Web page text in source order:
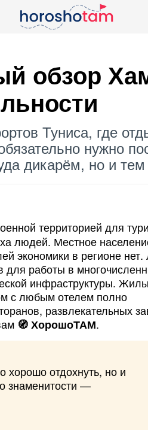
обзор
Туниса, где
нужно
дикарём, но и
территорией для
людей. Местное
экономики в регионе нет.
для работы в
инфраструктуры.
с любым отелем полно
развлекательных
ХорошоТАМ.
хорошо отдохнуть, но и
знаменитости —